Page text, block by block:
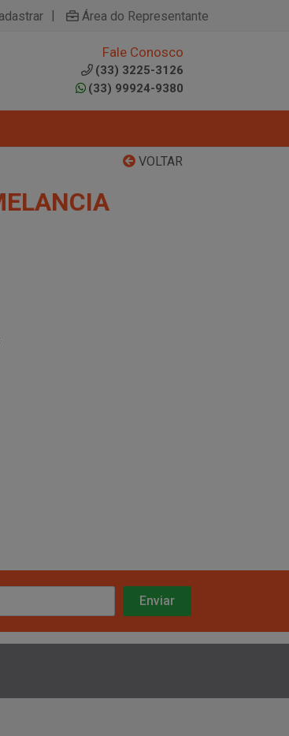
| Área do Representante
Fale Conosco
(33) 3225-3126
(33) 99924-9380
VOLTAR